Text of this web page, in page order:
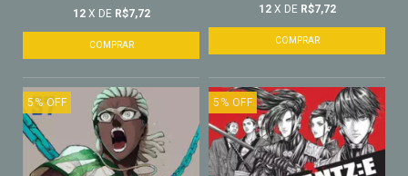
12 X DE R$7,72 12 X DE R$7,72
5 % OFF 5 % OFF